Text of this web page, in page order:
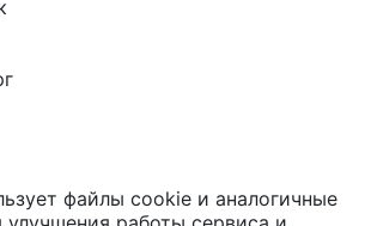
файлы cookie и аналогичные